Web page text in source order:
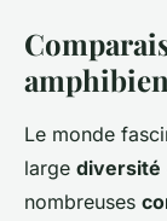
Le monde
large diversité
nombreuses